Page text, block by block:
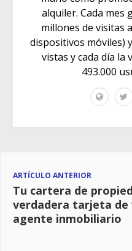
alquiler. Cada mes
millones de visitas
dispositivos móviles)
vistas y cada día la
493.000
ARTÍCULO ANTERIOR
Tu cartera de
verdadera tarjeta de
agente inmobiliario